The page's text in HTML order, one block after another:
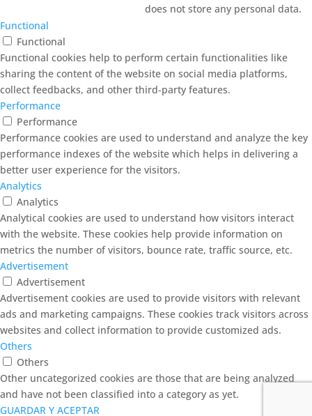
does not store any personal data.
Functional
Functional
Functional cookies help to perform certain functionalities like
sharing the content of the website on social media platforms,
collect feedbacks, and other third-party features.
Performance
Performance
Performance cookies are used to understand and analyze the key
performance indexes of the website which helps in delivering a
better user experience for the visitors.
Analytics
Analytics
Analytical cookies are used to understand how visitors interact
with the website. These cookies help provide information on
metrics the number of visitors, bounce rate, traffic source, etc.
Advertisement
Advertisement
Advertisement cookies are used to provide visitors with relevant
ads and marketing campaigns. These cookies track visitors across
websites and collect information to provide customized ads.
Others
Others
Other uncategorized cookies are those that are being analyzed
and have not been classified into a category as yet.
GUARDAR Y ACEPTAR